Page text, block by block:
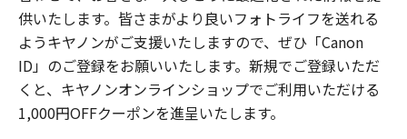
供いたします。皆さまがより良いフォトライフを送れる
ようキヤノンがご支援いたしますので、ぜひ「Canon
ID」のご登録をお願いいたします。新規でご登録いただ
くと、キヤノンオンラインショップでご利用いただける
1,000円OFFクーポンを進呈いたします。